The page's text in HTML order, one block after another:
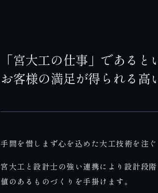
「宮大工の仕事」である
お客様の満足が得られる高
手間を惜しまず心を込めた大工技術を注
宮大工と設計士の強い連携により設計段
値のあるものづくりを手掛けます。